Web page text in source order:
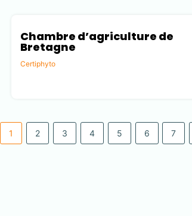
Chambre d’agriculture de
Bretagne
Certiphyto
1 2 3 4 5 6 7